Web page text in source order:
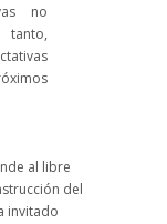
no
tanto,
al libre
del
invitado